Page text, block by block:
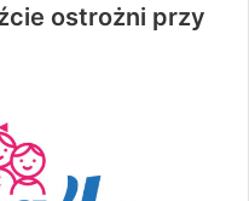
ostrożni przy